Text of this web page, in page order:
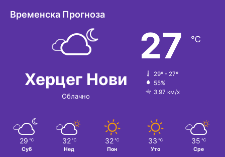
Временска Прогноза
Херцег Нови
Облачно
27 ℃
29º - 27º
55%
3.97 км/х
29 ℃
Суб
32 ℃
Нед
32 ℃
Пон
33 ℃
Уто
35 ℃
Сре